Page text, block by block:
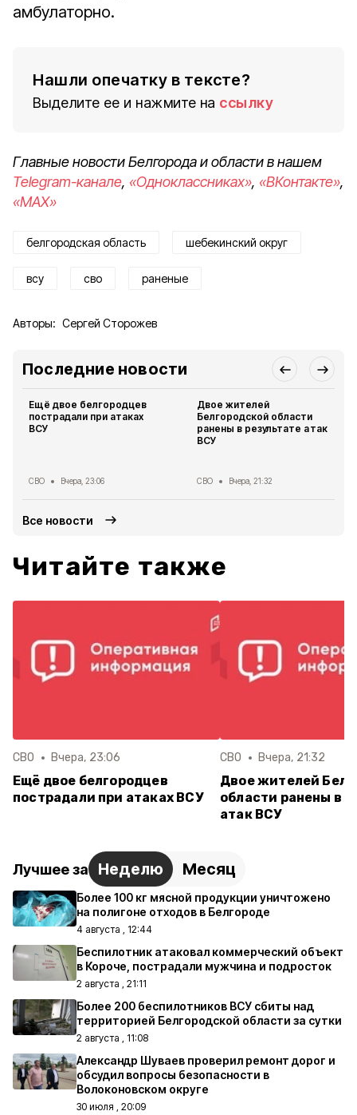
амбулаторно.
Нашли опечатку в тексте?
Выделите ее и нажмите на ссылку
Главные новости Белгорода и области в нашем
Telegram-канале, «Одноклассниках», «ВКонтакте»,
«MAX»
белгородская область шебекинский округ
всу сво раненые
Авторы: Сергей Сторожев
Последние новости
Ещё двое белгородцев
пострадали при атаках
ВСУ
СВО Вчера, 23:06
Двое жителей
Белгородской области
ранены в результате атак
ВСУ
СВО Вчера, 21:32
Все новости
Читайте также
СВО Вчера, 23:06
Ещё двое белгородцев
пострадали при атаках ВСУ
СВО Вчера, 21:32
Двое жителей
области ранены в
атак ВСУ
Лучшее за Неделю Месяц
Более 100 кг мясной продукции уничтожено
на полигоне отходов в Белгороде
4 августа , 12:44
Беспилотник атаковал коммерческий объект
в Короче, пострадали мужчина и подросток
2 августа , 21:11
Более 200 беспилотников ВСУ сбиты над
территорией Белгородской области за сутки
2 августа , 11:08
Александр Шуваев проверил ремонт дорог и
обсудил вопросы безопасности в
Волоконовском округе
30 июля , 20:09